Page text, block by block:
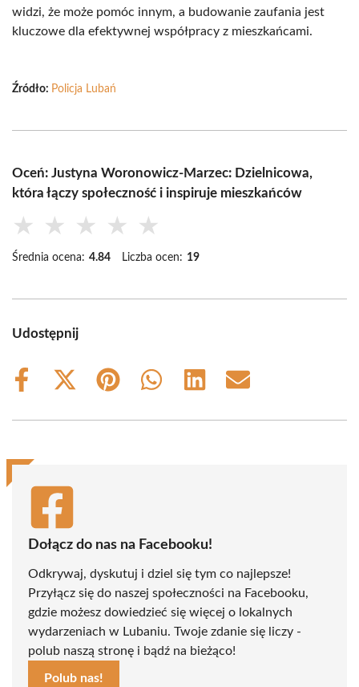
widzi, że może pomóc innym, a budowanie zaufania jest
kluczowe dla efektywnej współpracy z mieszkańcami.
Źródło: Policja Lubań
Oceń: Justyna Woronowicz-Marzec: Dzielnicowa,
która łączy społeczność i inspiruje mieszkańców
★ ★ ★ ★ ★
Średnia ocena: 4.84 Liczba ocen: 19
Udostępnij
Share
Share
(Twitter)
Share
Share
Share
Share
Dołącz do nas na Facebooku!
Odkrywaj, dyskutuj i dziel się tym co najlepsze!
Przyłącz się do naszej społeczności na Facebooku,
gdzie możesz dowiedzieć się więcej o lokalnych
wydarzeniach w Lubaniu. Twoje zdanie się liczy -
polub naszą stronę i bądź na bieżąco!
Polub nas!